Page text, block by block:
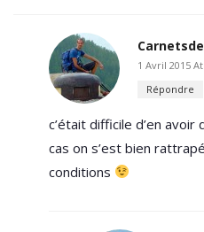
1 Avril 2015
Répondre
c’était difficile d’en
cas on s’est bien
conditions